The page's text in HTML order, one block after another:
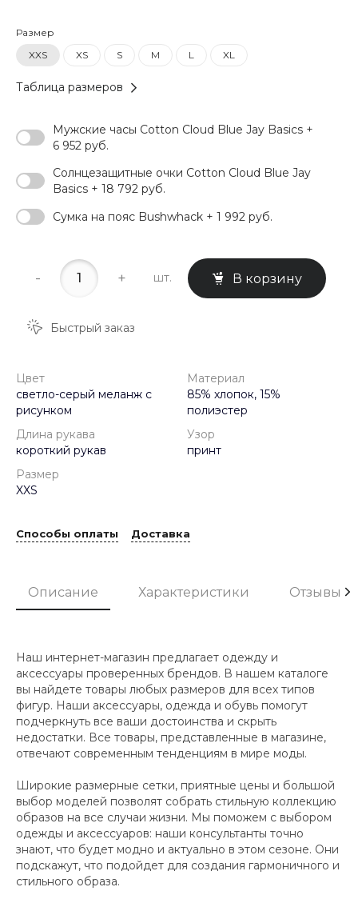
Размер
XXS
XS S M L XL
Таблица размеров
Мужские часы Cotton Cloud Blue Jay Basics +
6 952 руб.
Солнцезащитные очки Cotton Cloud Blue Jay
Basics + 18 792 руб.
Сумка на пояс Bushwhack + 1 992 руб.
- + шт. В корзину
Быстрый заказ
Цвет
светло-серый меланж с
рисунком
Материал
85% хлопок, 15%
полиэстер
Длина рукава
короткий рукав
Узор
принт
Размер
XXS
Способы оплаты Доставка
Описание Характеристики Отзывы
Наш интернет-магазин предлагает одежду и
аксессуары проверенных брендов. В нашем каталоге
вы найдете товары любых размеров для всех типов
фигур. Наши аксессуары, одежда и обувь помогут
подчеркнуть все ваши достоинства и скрыть
недостатки. Все товары, представленные в магазине,
отвечают современным тенденциям в мире моды.
Широкие размерные сетки, приятные цены и большой
выбор моделей позволят собрать стильную коллекцию
образов на все случаи жизни. Мы поможем с выбором
одежды и аксессуаров: наши консультанты точно
знают, что будет модно и актуально в этом сезоне. Они
подскажут, что подойдет для создания гармоничного и
стильного образа.